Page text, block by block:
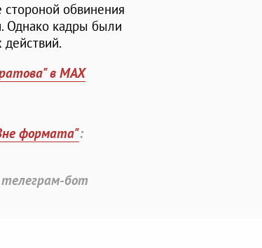
обвинения
Однако кадры были
действий.
в MAX
формата":
бот